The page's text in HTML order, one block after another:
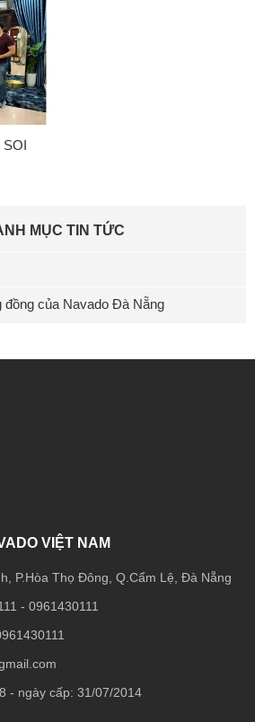
MỤC TIN TỨC
đồng của Navado Đà Nẵng
VIỆT NAM
P.Hòa Thọ Đông, Q.Cẩm Lệ, Đà Nẵng
- 0961430111
- ngày cấp: 31/07/2014